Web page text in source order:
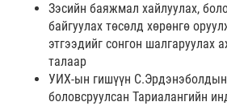
Зэсийн баяжмал хайлуулах,
байгуулах төсөлд хөрөнгө
этгээдийг сонгон шалгаруулах
талаар
УИХ-ын гишүүн
боловсруулсан Тариалангийн